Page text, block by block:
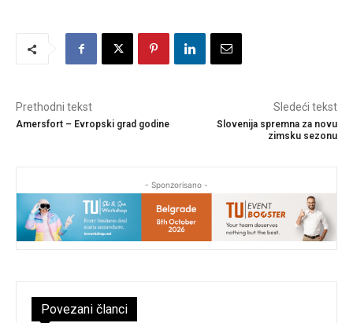
Prethodni tekst
Amersfort – Evropski grad godine
Sledeći tekst
Slovenija spremna za novu
zimsku sezonu
- Sponzorisano -
Povezani članci